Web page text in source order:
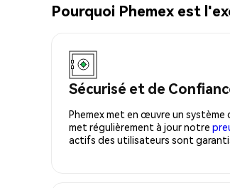
Pourquoi Phemex est
Sécurisé et de
Phemex met en œuvre un
met régulièrement à jour notre
actifs des utilisateurs sont